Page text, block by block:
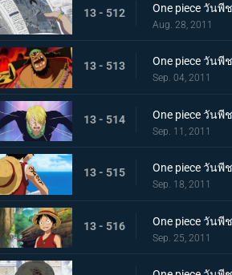
13 - 512
Aug. 28, 2011
13 - 513
Sep. 04, 2011
13 - 514
Sep. 11, 2011
13 - 515
Sep. 18, 2011
13 - 516
Sep. 25, 2011